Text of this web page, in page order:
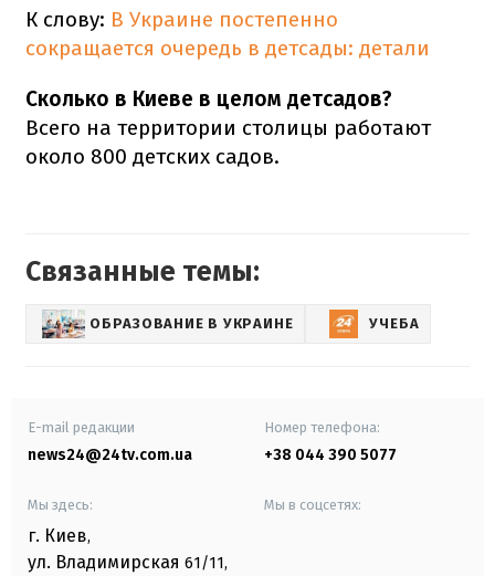
К слову: В Украине постепенно
сокращается очередь в детсады: детали
Сколько в Киеве в целом детсадов?
Всего на территории столицы работают
около 800 детских садов.
Связанные темы:
ОБРАЗОВАНИЕ В УКРАИНЕ УЧЕБА
E-mail редакции
news24@24tv.com.ua
Номер телефона:
+38 044 390 5077
Мы здесь:
г. Киев,
ул. Владимирская 61/11,
Мы в соцсетях: